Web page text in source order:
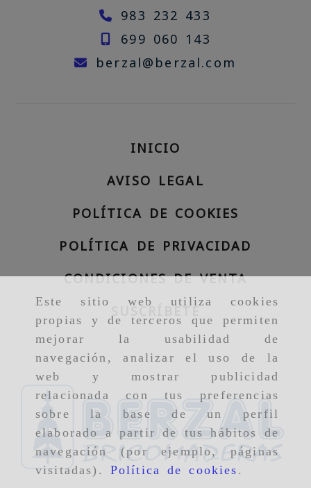
Este sitio web utiliza cookies
propias y de terceros que permiten
mejorar la usabilidad de
navegación, analizar el uso de la
web y mostrar publicidad
relacionada con tus preferencias
sobre la base de un perfil
elaborado a partir de tus hábitos de
navegación (por ejemplo, páginas
visitadas). Política de cookies .
983 232 433
699 060 143
berzal
berzal.com
INICIO
AVISO LEGAL
POLÍTICA DE COOKIES
POLÍTICA DE PRIVACIDAD
CONDICIONES DE VENTA
SUSCRÍBETE